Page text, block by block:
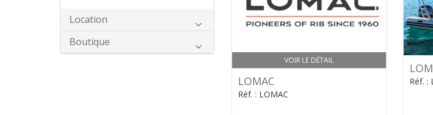
Location
Boutique
VOIR LE DÉTAIL
LOMAC
Réf. : LOMAC
Réf. :